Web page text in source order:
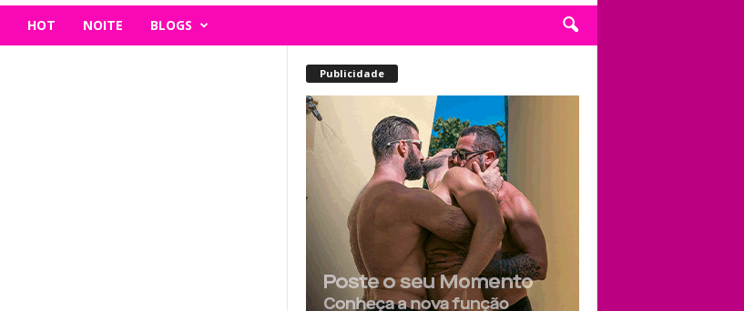
HOT NOITE BLOGS
Publicidade